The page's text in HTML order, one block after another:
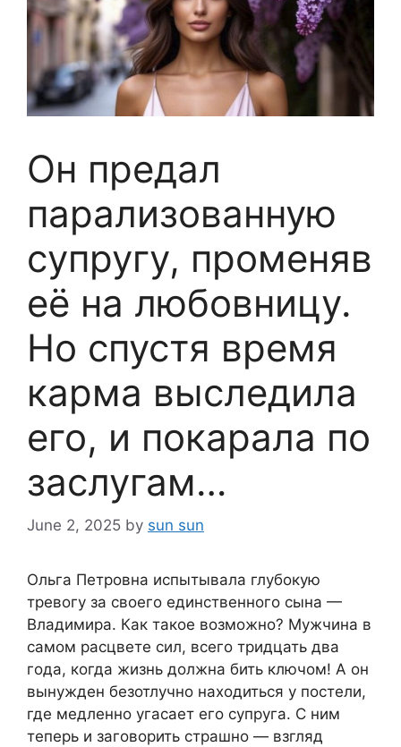
Он предал
парализованную
супругу, променяв
её на любовницу.
Но спустя время
карма выследила
его, и покарала по
заслугам…
June 2, 2025 by sun sun
Ольга Петровна испытывала глубокую
тревогу за своего единственного сына —
Владимира. Как такое возможно? Мужчина в
самом расцвете сил, всего тридцать два
года, когда жизнь должна бить ключом! А он
вынужден безотлучно находиться у постели,
где медленно угасает его супруга. С ним
теперь и заговорить страшно — взгляд